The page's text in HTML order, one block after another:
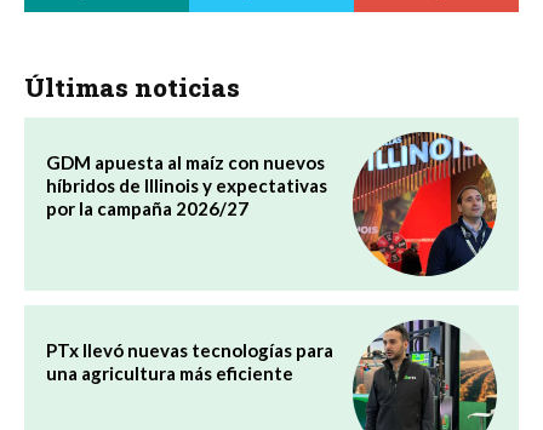
Últimas noticias
GDM apuesta al maíz con nuevos
híbridos de Illinois y expectativas
por la campaña 2026/27
PTx llevó nuevas tecnologías para
una agricultura más eficiente